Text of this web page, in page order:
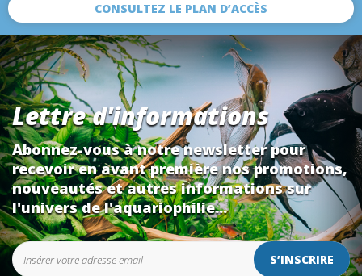
CONSULTEZ LE PLAN D’ACCÈS
Lettre d'informations
Abonnez-vous à notre newsletter pour
recevoir en avant première nos promotions,
nouveautés et autres informations sur
l'univers de l'aquariophilie...
S’INSCRIRE